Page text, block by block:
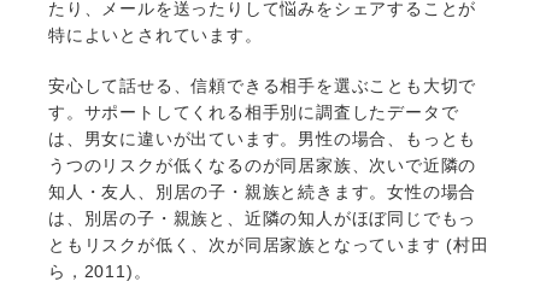
たり、メールを送ったりして悩みをシェアすることが
特によいとされています。
安心して話せる、信頼できる相手を選ぶことも大切で
す。サポートしてくれる相手別に調査したデータで
は、男女に違いが出ています。男性の場合、もっとも
うつのリスクが低くなるのが同居家族、次いで近隣の
知人・友人、別居の子・親族と続きます。女性の場合
は、別居の子・親族と、近隣の知人がほぼ同じでもっ
ともリスクが低く、次が同居家族となっています (村田
ら，2011)。